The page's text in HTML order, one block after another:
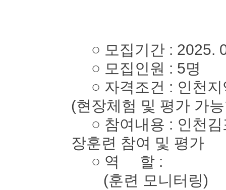
○ 모집기간 : 2025.
○ 모집인원 : 5명
○ 자격조건 : 인천지
(현장체험 및 평가 가
○ 참여내용 : 인천김
장훈련 참여 및 평가
○ 역 할 :
(훈련 모니터링)